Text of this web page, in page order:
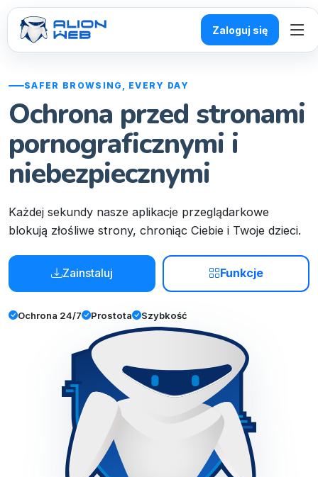
Zaloguj się
SAFER BROWSING, EVERY DAY
Ochrona przed stronami
pornograficznymi i
niebezpiecznymi
Każdej sekundy nasze aplikacje przeglądarkowe
blokują złośliwe strony, chroniąc Ciebie i Twoje dzieci.
Zainstaluj Funkcje
Ochrona 24/7 Prostota Szybkość